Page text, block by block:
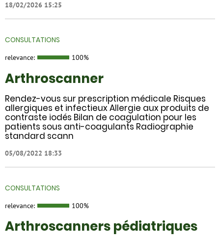
18/02/2026 15:25
CONSULTATIONS
relevance: 100%
Arthroscanner
Rendez-vous sur prescription médicale Risques
allergiques et infectieux Allergie aux produits de
contraste iodés Bilan de coagulation pour les
patients sous anti-coagulants Radiographie
standard scann
05/08/2022 18:33
CONSULTATIONS
relevance: 100%
Arthroscanners pédiatriques